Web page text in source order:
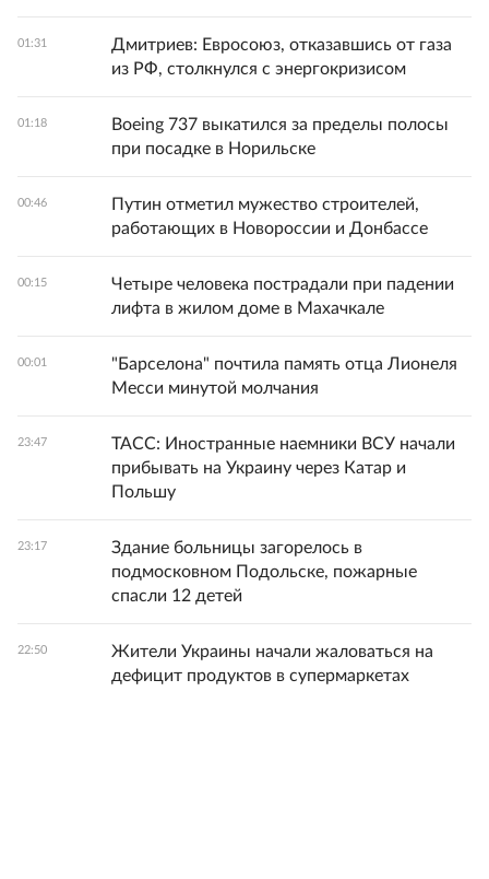
01:31
Дмитриев: Евросоюз, отказавшись от газа
из РФ, столкнулся с энергокризисом
01:18
Boeing 737 выкатился за пределы полосы
при посадке в Норильске
00:46
Путин отметил мужество строителей,
работающих в Новороссии и Донбассе
00:15
Четыре человека пострадали при падении
лифта в жилом доме в Махачкале
00:01
"Барселона" почтила память отца Лионеля
Месси минутой молчания
23:47
ТАСС: Иностранные наемники ВСУ начали
прибывать на Украину через Катар и
Польшу
23:17
Здание больницы загорелось в
подмосковном Подольске, пожарные
спасли 12 детей
22:50
Жители Украины начали жаловаться на
дефицит продуктов в супермаркетах